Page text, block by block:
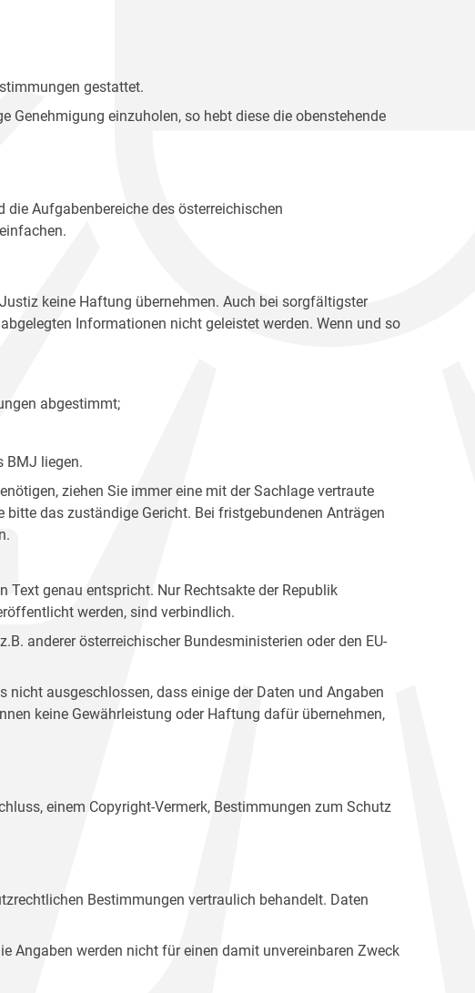
gestattet.
Genehmigung einzuholen, so hebt diese die obenstehende
Aufgabenbereiche des österreichischen
keine Haftung übernehmen. Auch bei sorgfältigster
Informationen nicht geleistet werden. Wenn und so
abgestimmt;
BMJ liegen.
ziehen Sie immer eine mit der Sachlage vertraute
das zuständige Gericht. Bei fristgebundenen Anträgen
genau entspricht. Nur Rechtsakte der Republik
werden, sind verbindlich.
anderer österreichischer Bundesministerien oder den EU-
ausgeschlossen, dass einige der Daten und Angaben
keine Gewährleistung oder Haftung dafür übernehmen,
einem Copyright-Vermerk, Bestimmungen zum Schutz
Bestimmungen vertraulich behandelt. Daten
Angaben werden nicht für einen damit unvereinbaren Zweck